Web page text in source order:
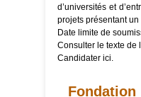
d’universités et
projets présentant
Date limite de
Consulter le texte de
Candidater ici.
Fondation